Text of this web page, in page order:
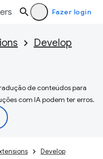
Fazer login
Develop
de conteúdos para
com IA podem ter erros.
Develop